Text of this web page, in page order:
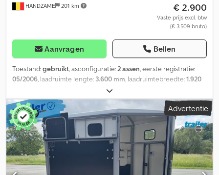
HANDZAME 201 km € 2.900
Vaste prijs excl. btw
(€ 3.509 bruto)
Aanvragen Bellen
Toestand:gebruikt, asconfiguratie: 2 assen, eerste registratie:
05/2006 , laadruimte lengte: 3.600 mm , laadruimtebreedte:1.920
380 mm, ophanging:
185/60r12c, wielbasis:1.000 mm, Bouwjaar:2006, Bandenmaat:
185/60 R12C Vering: bladvering Aandrijving: wielaandrijving
Leeggewicht: 1.310 kg Laadvermogen: 2.190 kg Maximaal
toegestaan totaalgewicht: 3.500 kg Djdpfxjzpwpre Aqgjwa
Kippercarrosserie: achteraan
Advertentie